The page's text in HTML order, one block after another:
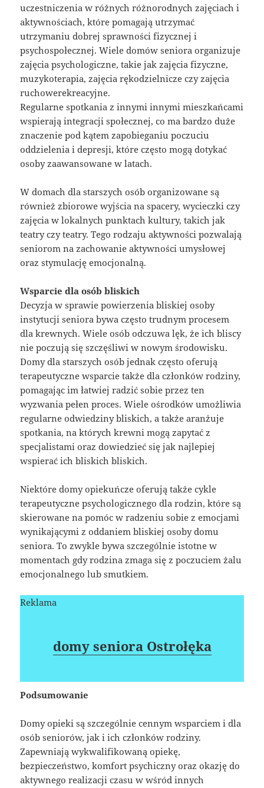
uczestniczenia w różnych różnorodnych zajęciach i
aktywnościach, które pomagają utrzymać
utrzymaniu dobrej sprawności fizycznej i
psychospołecznej. Wiele domów seniora organizuje
zajęcia psychologiczne, takie jak zajęcia fizyczne,
muzykoterapia, zajęcia rękodzielnicze czy zajęcia
ruchowerekreacyjne.
Regularne spotkania z innymi innymi mieszkańcami
wspierają integracji społecznej, co ma bardzo duże
znaczenie pod kątem zapobieganiu poczuciu
oddzielenia i depresji, które często mogą dotykać
osoby zaawansowane w latach.
W domach dla starszych osób organizowane są
również zbiorowe wyjścia na spacery, wycieczki czy
zajęcia w lokalnych punktach kultury, takich jak
teatry czy teatry. Tego rodzaju aktywności pozwalają
seniorom na zachowanie aktywności umysłowej
oraz stymulację emocjonalną.
Wsparcie dla osób bliskich
Decyzja w sprawie powierzenia bliskiej osoby
instytucji seniora bywa często trudnym procesem
dla krewnych. Wiele osób odczuwa lęk, że ich bliscy
nie poczują się szczęśliwi w nowym środowisku.
Domy dla starszych osób jednak często oferują
terapeutyczne wsparcie także dla członków rodziny,
pomagając im łatwiej radzić sobie przez ten
wyzwania pełen proces. Wiele ośrodków umożliwia
regularne odwiedziny bliskich, a także aranżuje
spotkania, na których krewni mogą zapytać z
specjalistami oraz dowiedzieć się jak najlepiej
wspierać ich bliskich bliskich.
Niektóre domy opiekuńcze oferują także cykle
terapeutyczne psychologicznego dla rodzin, które są
skierowane na pomóc w radzeniu sobie z emocjami
wynikającymi z oddaniem bliskiej osoby domu
seniora. To zwykle bywa szczególnie istotne w
momentach gdy rodzina zmaga się z poczuciem żalu
emocjonalnego lub smutkiem.
Reklama
domy seniora Ostrołęka
Podsumowanie
Domy opieki są szczególnie cennym wsparciem i dla
osób seniorów, jak i ich członków rodziny.
Zapewniają wykwalifikowaną opiekę,
bezpieczeństwo, komfort psychiczny oraz okazję do
aktywnego realizacji czasu w wśród innych